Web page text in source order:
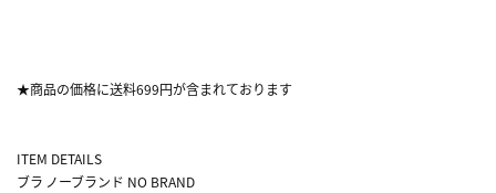
★商品の価格に送料699円が含まれております
ITEM DETAILS
ブラ ノーブランド NO BRAND